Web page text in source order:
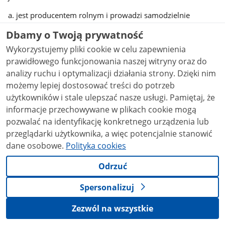
a. jest producentem rolnym i prowadzi samodzielnie
odrębne gospodarstwo rolne stanowiące zorganizowaną
całość gospodarczą. W przypadku złożenia takiej deklaracji,
Wnioskodawca jest zobowiązany do wskazania dowodów
potwierdzających tę okoliczność. Dowody (np. dokumenty)
powinny zostać dołączone do wniosku o wpis do ewidencji
producentów; lub
b. zamierza uczestniczyć w mechanizmach innych niż
wymienione w art. 12 ust. 4b ustawy, lub,
c. jest posiadaczem zwierzęcia lub podmiotem
prowadzącym zakład utylizacyjny.
Zgodnie z art. 12 ust. 4b ustawy, numer
identyfikacyjny nadany podmiotom w trybie
określonym w ww. pkt b) i c)nie może być
wykorzystywanydo ubiegania się o:
Dbamy o Twoją prywatność
Wykorzystujemy pliki cookie w celu zapewnienia
prawidłowego funkcjonowania naszej witryny oraz do
analizy ruchu i optymalizacji działania strony. Dzięki nim
możemy lepiej dostosować treści do potrzeb
użytkowników i stale ulepszać nasze usługi. Pamiętaj, że
informacje przechowywane w plikach cookie mogą
pozwalać na identyfikację konkretnego urządzenia lub
przeglądarki użytkownika, a więc potencjalnie stanowić
dane osobowe. Polityka cookies
Odrzuć
Spersonalizuj
Zezwól na wszystkie